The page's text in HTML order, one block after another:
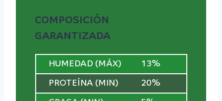
COMPOSICIÓN
GARANTIZADA
HUMEDAD (MÁX) 13%
PROTEÍNA (MIN) 20%